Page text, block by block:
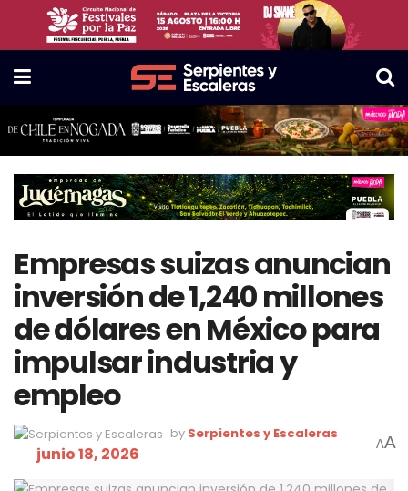
Empresas suizas anuncian
inversión de 1,240 millones
de dólares en México para
impulsar industria y
empleo
by Serpientes y Escaleras
junio 18, 2026 AA